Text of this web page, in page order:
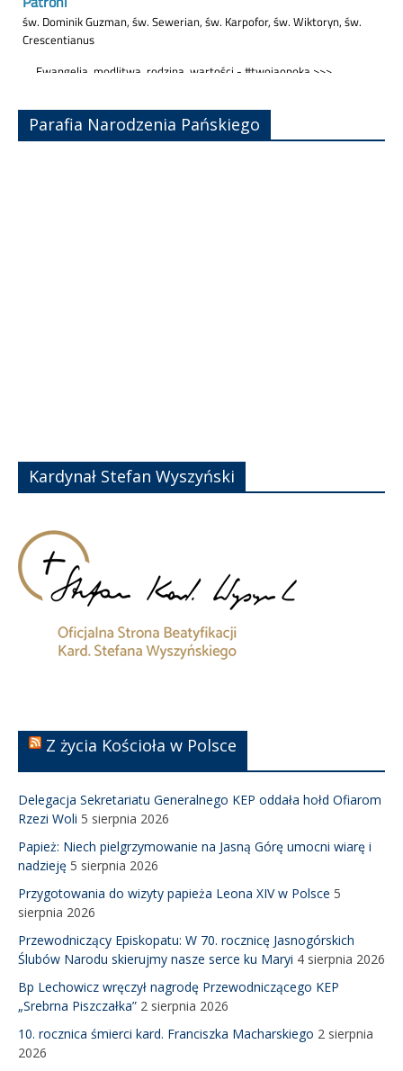
Parafia Narodzenia Pańskiego
Kardynał Stefan Wyszyński
Z życia Kościoła w Polsce
Delegacja Sekretariatu Generalnego KEP oddała hołd Ofiarom
Rzezi Woli 5 sierpnia 2026
Papież: Niech pielgrzymowanie na Jasną Górę umocni wiarę i
nadzieję 5 sierpnia 2026
Przygotowania do wizyty papieża Leona XIV w Polsce 5
sierpnia 2026
Przewodniczący Episkopatu: W 70. rocznicę Jasnogórskich
Ślubów Narodu skierujmy nasze serce ku Maryi 4 sierpnia 2026
Bp Lechowicz wręczył nagrodę Przewodniczącego KEP
„Srebrna Piszczałka” 2 sierpnia 2026
10. rocznica śmierci kard. Franciszka Macharskiego 2 sierpnia
2026